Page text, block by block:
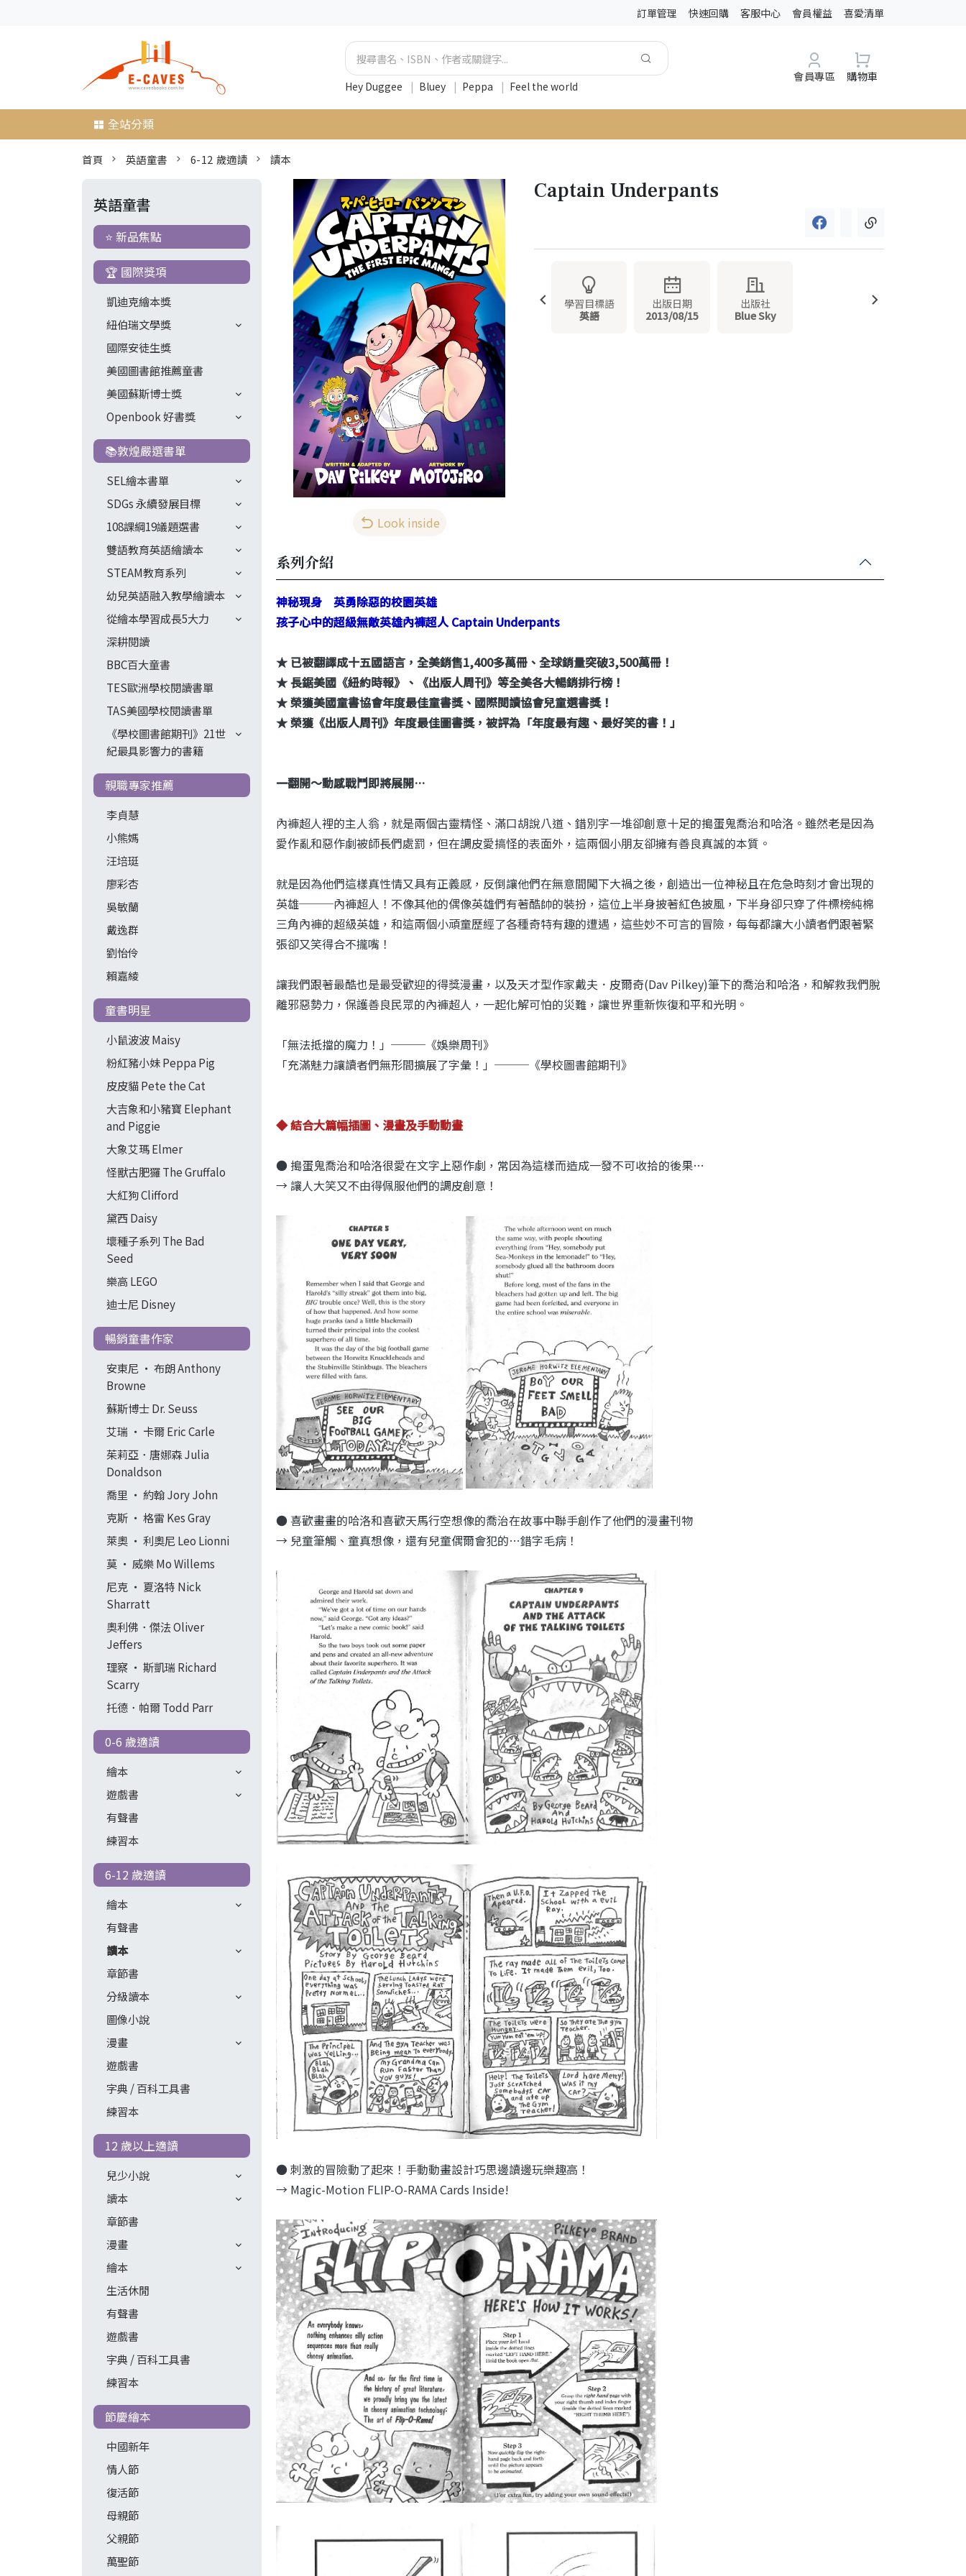
訂單管理 快速回購 客服中心 會員權益 喜愛清單
Hey Duggee | Bluey | Peppa | Feel the world
會員專區 購物車
全站分類
首頁 英語童書 6-12 歲適讀 讀本
英語童書
⭐ 新品焦點
🏆 國際獎項
凱迪克繪本獎
紐伯瑞文學獎
國際安徒生獎
美國圖書館推薦童書
美國蘇斯博士獎
Openbook 好書獎
📚敦煌嚴選書單
SEL繪本書單
SDGs 永續發展目標
108課綱19議題選書
雙語教育英語繪讀本
STEAM教育系列
幼兒英語融入教學繪讀本
從繪本學習成長5大力
深耕閱讀
BBC百大童書
TES歐洲學校閱讀書單
TAS美國學校閱讀書單
《學校圖書館期刊》21世
紀最具影響力的書籍
親職專家推薦
李貞慧
小熊媽
汪培珽
廖彩杏
吳敏蘭
戴逸群
劉怡伶
賴嘉綾
童書明星
小鼠波波 Maisy
粉紅豬小妹 Peppa Pig
皮皮貓 Pete the Cat
大吉象和小豬寶 Elephant
and Piggie
大象艾瑪 Elmer
怪獸古肥玀 The Gruffalo
大紅狗 Clifford
黛西 Daisy
壞種子系列 The Bad
Seed
樂高 LEGO
迪士尼 Disney
暢銷童書作家
安東尼 ‧ 布朗 Anthony
Browne
蘇斯博士 Dr. Seuss
艾瑞 ‧ 卡爾 Eric Carle
茱莉亞．唐娜森 Julia
Donaldson
喬里 ‧ 約翰 Jory John
克斯 ‧ 格雷 Kes Gray
萊奧 ‧ 利奧尼 Leo Lionni
莫 ‧ 威樂 Mo Willems
尼克 ‧ 夏洛特 Nick
Sharratt
奧利佛．傑法 Oliver
Jeffers
理察 ‧ 斯凱瑞 Richard
Scarry
托德．帕爾 Todd Parr
0-6 歲適讀
繪本
遊戲書
有聲書
練習本
6-12 歲適讀
繪本
有聲書
讀本
章節書
分級讀本
圖像小說
漫畫
遊戲書
字典 / 百科工具書
練習本
12 歲以上適讀
兒少小說
讀本
章節書
漫畫
繪本
生活休閒
有聲書
遊戲書
字典 / 百科工具書
練習本
節慶繪本
中國新年
情人節
復活節
母親節
父親節
萬聖節
Look inside
Captain Underpants
學習目標語
英語
出版日期
2013/08/15
出版社
Blue Sky
系列介紹
神秘現身 英勇除惡的校園英雄
孩子心中的超級無敵英雄內褲超人 Captain Underpants
★ 已被翻譯成十五國語言，全美銷售1,400多萬冊、全球銷量突破3,500萬冊！
★ 長鋸美國《紐約時報》、《出版人周刊》等全美各大暢銷排行榜！
★ 榮獲美國童書協會年度最佳童書獎、國際閱讀協會兒童選書獎！
★ 榮獲《出版人周刊》年度最佳圖書獎，被評為「年度最有趣、最好笑的書！」
一翻開～動感戰鬥即將展開…
內褲超人裡的主人翁，就是兩個古靈精怪、滿口胡說八道、錯別字一堆卻創意十足的搗蛋鬼喬治和哈洛。雖然老是因為
愛作亂和惡作劇被師長們處罰，但在調皮愛搞怪的表面外，這兩個小朋友卻擁有善良真誠的本質。
就是因為他們這樣真性情又具有正義感，反倒讓他們在無意間闖下大禍之後，創造出一位神秘且在危急時刻才會出現的
英雄───內褲超人！不像其他的偶像英雄們有著酷帥的裝扮，這位上半身披著紅色披風，下半身卻只穿了件標榜純棉
三角內褲的超級英雄，和這兩個小頑童歷經了各種奇特有趣的遭遇，這些妙不可言的冒險，每每都讓大小讀者們跟著緊
張卻又笑得合不攏嘴！
讓我們跟著最酷也是最受歡迎的得獎漫畫，以及天才型作家戴夫．皮爾奇(Dav Pilkey)筆下的喬治和哈洛，和解救我們脫
離邪惡勢力，保護善良民眾的內褲超人，一起化解可怕的災難，讓世界重新恢復和平和光明。
「無法抵擋的魔力！」───《娛樂周刊》
「充滿魅力讓讀者們無形間擴展了字彙！」───《學校圖書館期刊》
◆ 結合大篇幅插圖、漫畫及手動動畫
● 搗蛋鬼喬治和哈洛很愛在文字上惡作劇，常因為這樣而造成一發不可收拾的後果…
→ 讓人大笑又不由得佩服他們的調皮創意！
● 喜歡畫畫的哈洛和喜歡天馬行空想像的喬治在故事中聯手創作了他們的漫畫刊物
→ 兒童筆觸、童真想像，還有兒童偶爾會犯的…錯字毛病！
● 刺激的冒險動了起來！手動動畫設計巧思邊讀邊玩樂趣高！
→ Magic-Motion FLIP-O-RAMA Cards Inside!